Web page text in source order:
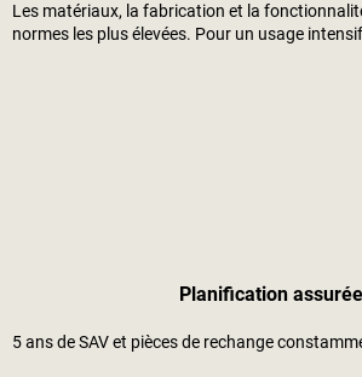
Les matériaux, la fabrication et la
normes les plus élevées. Pour un usage
Planification assurée
5 ans de SAV et pièces de rechange